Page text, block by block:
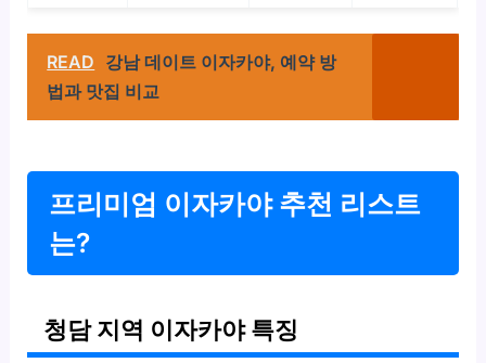
READ 강남 데이트 이자카야, 예약 방
법과 맛집 비교
프리미엄 이자카야 추천 리스트
는?
청담 지역 이자카야 특징